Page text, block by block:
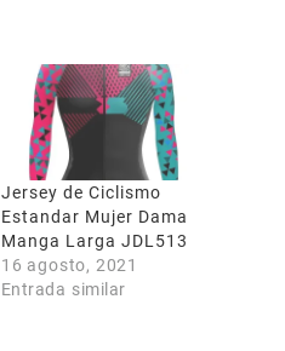
Jersey de Ciclismo
Estandar Mujer Dama
Manga Larga JDL513
16 agosto, 2021
Entrada similar